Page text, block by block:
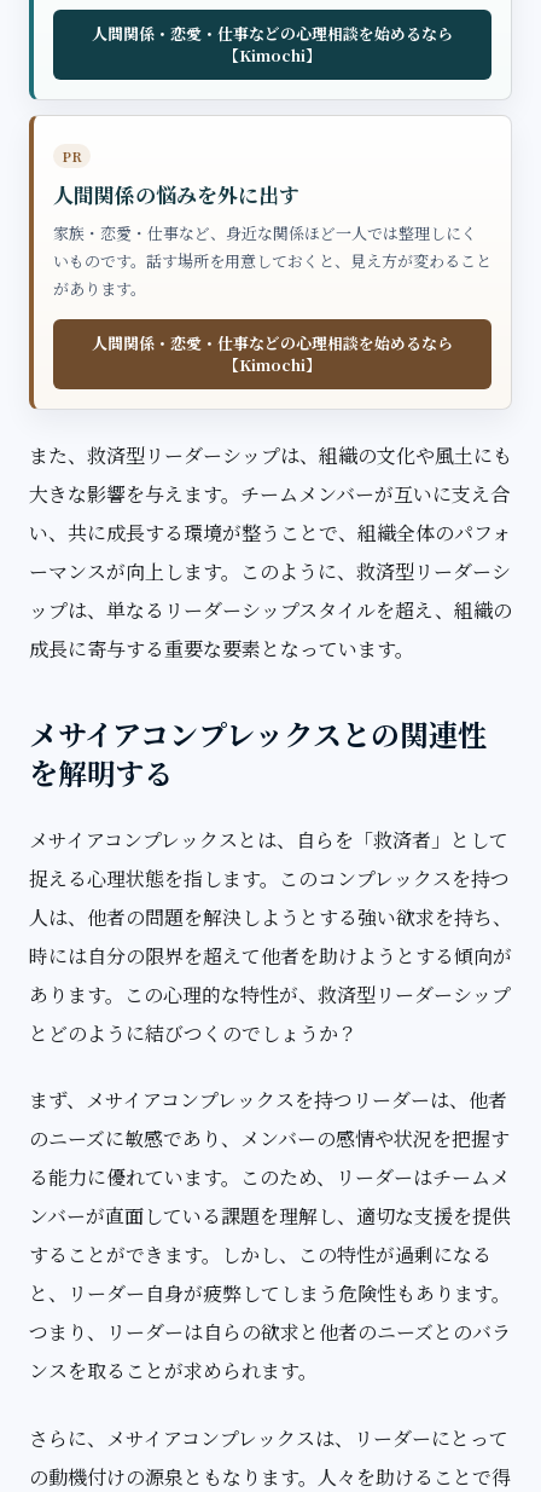
人間関係・恋愛・仕事などの心理相談を始めるなら
【Kimochi】
PR
人間関係の悩みを外に出す
家族・恋愛・仕事など、身近な関係ほど一人では整理しにく
いものです。話す場所を用意しておくと、見え方が変わること
があります。
人間関係・恋愛・仕事などの心理相談を始めるなら
【Kimochi】
また、救済型リーダーシップは、組織の文化や風土にも
大きな影響を与えます。チームメンバーが互いに支え合
い、共に成長する環境が整うことで、組織全体のパフォ
ーマンスが向上します。このように、救済型リーダーシ
ップは、単なるリーダーシップスタイルを超え、組織の
成長に寄与する重要な要素となっています。
メサイアコンプレックスとの関連性
を解明する
メサイアコンプレックスとは、自らを「救済者」として
捉える心理状態を指します。このコンプレックスを持つ
人は、他者の問題を解決しようとする強い欲求を持ち、
時には自分の限界を超えて他者を助けようとする傾向が
あります。この心理的な特性が、救済型リーダーシップ
とどのように結びつくのでしょうか？
まず、メサイアコンプレックスを持つリーダーは、他者
のニーズに敏感であり、メンバーの感情や状況を把握す
る能力に優れています。このため、リーダーはチームメ
ンバーが直面している課題を理解し、適切な支援を提供
することができます。しかし、この特性が過剰になる
と、リーダー自身が疲弊してしまう危険性もあります。
つまり、リーダーは自らの欲求と他者のニーズとのバラ
ンスを取ることが求められます。
さらに、メサイアコンプレックスは、リーダーにとって
の動機付けの源泉ともなります。人々を助けることで得